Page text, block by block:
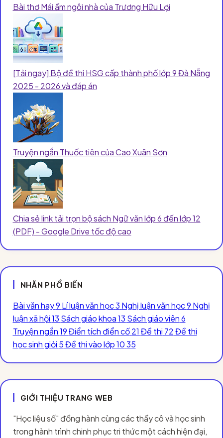
Bài thơ Mái ấm ngôi nhà của Trương Hữu Lợi
[Tải ngay] Bộ đề thi HSG cấp thành phố lớp 9 Đà Nẵng
2025 - 2026 và đáp án
Truyện ngắn Thuốc tiên của Cao Xuân Sơn
Chia sẻ link tải trọn bộ sách Ngữ văn lớp 6 đến lớp 12
(PDF) - Google Drive tốc độ cao
NHÃN PHỔ BIẾN
Bài văn hay9 Lí luận văn học3 Nghị luận văn học9 Nghị
luận xã hội13 Sách giáo khoa13 Sách giáo viên6
Truyện ngắn19Điển tích điển cố 21 Đề thi 72Đề thi
học sinh giỏi 5Đề thi vào lớp 1035
GIỚI THIỆU TRANG WEB
"Học liệu số" đồng hành cùng các thầy cô và học sinh
trong hành trình chinh phục tri thức một cách hiện đại,